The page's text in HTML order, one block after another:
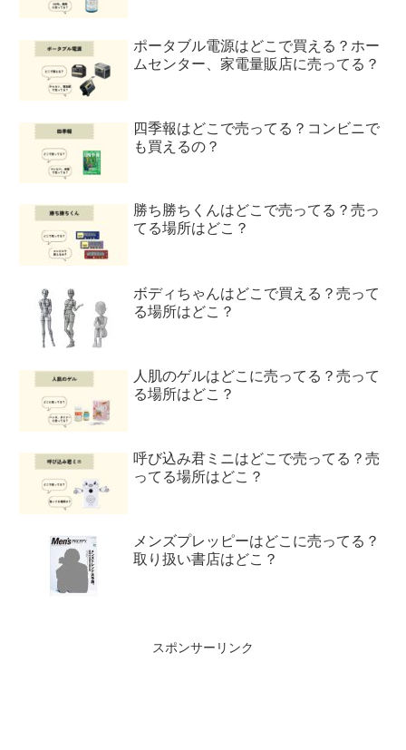
ポータブル電源はどこで買える？ホー
ムセンター、家電量販店に売ってる？
四季報はどこで売ってる？コンビニで
も買えるの？
勝ち勝ちくんはどこで売ってる？売っ
てる場所はどこ？
ボディちゃんはどこで買える？売って
る場所はどこ？
人肌のゲルはどこに売ってる？売って
る場所はどこ？
呼び込み君ミニはどこで売ってる？売
ってる場所はどこ？
メンズプレッピーはどこに売ってる？
取り扱い書店はどこ？
スポンサーリンク